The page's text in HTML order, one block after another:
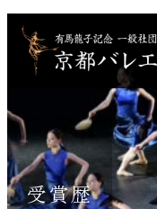
キ
ッ
プ
受賞歴